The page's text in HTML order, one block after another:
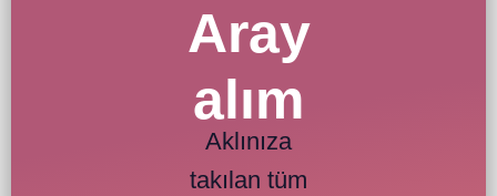
Aray
alım
Aklınıza
takılan tüm